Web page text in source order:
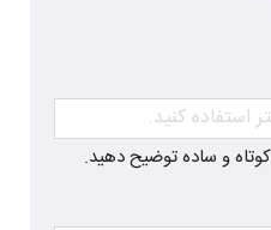
کوتاه و ساده توضیح دهید.